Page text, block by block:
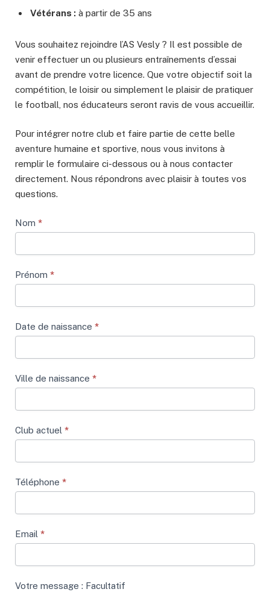
Vétérans : à partir de 35 ans
Vous souhaitez rejoindre l’AS Vesly ? Il est possible de
venir effectuer un ou plusieurs entraînements d’essai
avant de prendre votre licence. Que votre objectif soit la
compétition, le loisir ou simplement le plaisir de pratiquer
le football, nos éducateurs seront ravis de vous accueillir.
Pour intégrer notre club et faire partie de cette belle
aventure humaine et sportive, nous vous invitons à
remplir le formulaire ci-dessous ou à nous contacter
directement. Nous répondrons avec plaisir à toutes vos
questions.
Inscription
As
Vesly
Nom *
Prénom *
Date de naissance *
Ville de naissance *
Club actuel *
Téléphone *
Email *
Votre message : Facultatif